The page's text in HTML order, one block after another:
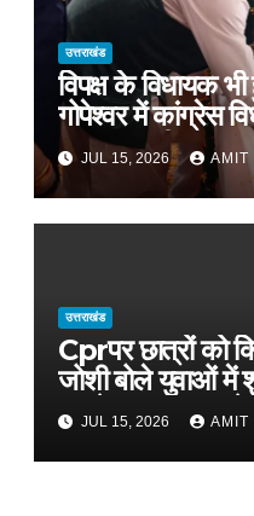
उत्तराखंड
विपक्ष के विधायक
गोपेश्वर में कांग्रेस
खुलकर तारीफ*
JUL 15, 2026 AMIT
उत्तराखंड
Cprपर छात्रों को
जोशी बोले युवाओं में
मामले, फास्ट फूड से
JUL 15, 2026 AMIT